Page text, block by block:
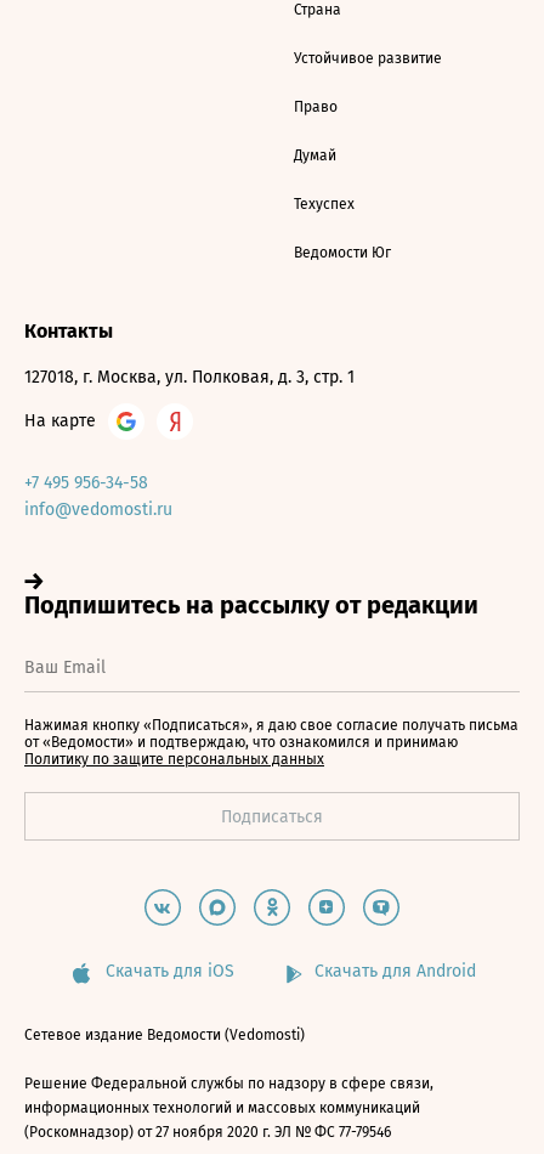
Страна
Устойчивое развитие
Право
Думай
Техуспех
Ведомости Юг
Контакты
127018, г. Москва, ул. Полковая, д. 3, стр. 1
На карте
+7 495 956-34-58
info@vedomosti.ru
Нажимая кнопку «Подписаться», я даю свое согласие получать письма
от «Ведомости» и подтверждаю, что ознакомился и принимаю
Политику по защите персональных данных
Скачать для iOS Скачать для Android
Сетевое издание Ведомости (Vedomosti)
Решение Федеральной службы по надзору в сфере связи,
информационных технологий и массовых коммуникаций
(Роскомнадзор) от 27 ноября 2020 г. ЭЛ № ФС 77-79546